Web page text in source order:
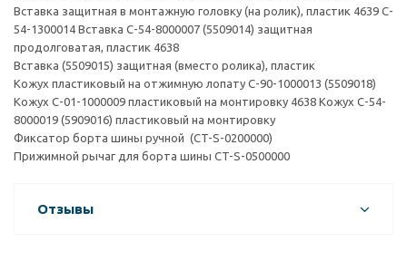
Вставка защитная в монтажную головку (на ролик), пластик 4639 C-
54-1300014 Вставка C-54-8000007 (5509014) защитная
продолговатая, пластик 4638
Вставка (5509015) защитная (вместо ролика), пластик
Кожух пластиковый на отжимную лопату C-90-1000013 (5509018)
Кожух C-01-1000009 пластиковый на монтировку 4638 Кожух C-54-
8000019 (5909016) пластиковый на монтировку
Фиксатор борта шины ручной (CT-S-0200000)
Прижимной рычаг для борта шины CT-S-0500000
Отзывы